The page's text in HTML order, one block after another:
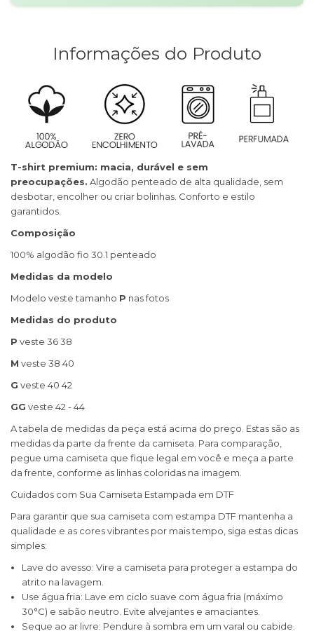
Informações do Produto
T-shirt premium: macia, durável e sem
preocupações. Algodão penteado de alta qualidade, sem
desbotar, encolher ou criar bolinhas. Conforto e estilo
garantidos.
Composição
100% algodão fio 30.1 penteado
Medidas da modelo
Modelo veste tamanho P nas fotos
Medidas do produto
P veste 36 38
M veste 38 40
G veste 40 42
GG veste 42 - 44
A tabela de medidas da peça está acima do preço. Estas são as
medidas da parte da frente da camiseta. Para comparação,
pegue uma camiseta que fique legal em você e meça a parte
da frente, conforme as linhas coloridas na imagem.
Cuidados com Sua Camiseta Estampada em DTF
Para garantir que sua camiseta com estampa DTF mantenha a
qualidade e as cores vibrantes por mais tempo, siga estas dicas
simples:
Lave do avesso: Vire a camiseta para proteger a estampa do
atrito na lavagem.
Use água fria: Lave em ciclo suave com água fria (máximo
30°C) e sabão neutro. Evite alvejantes e amaciantes.
Seque ao ar livre: Pendure à sombra em um varal ou cabide.